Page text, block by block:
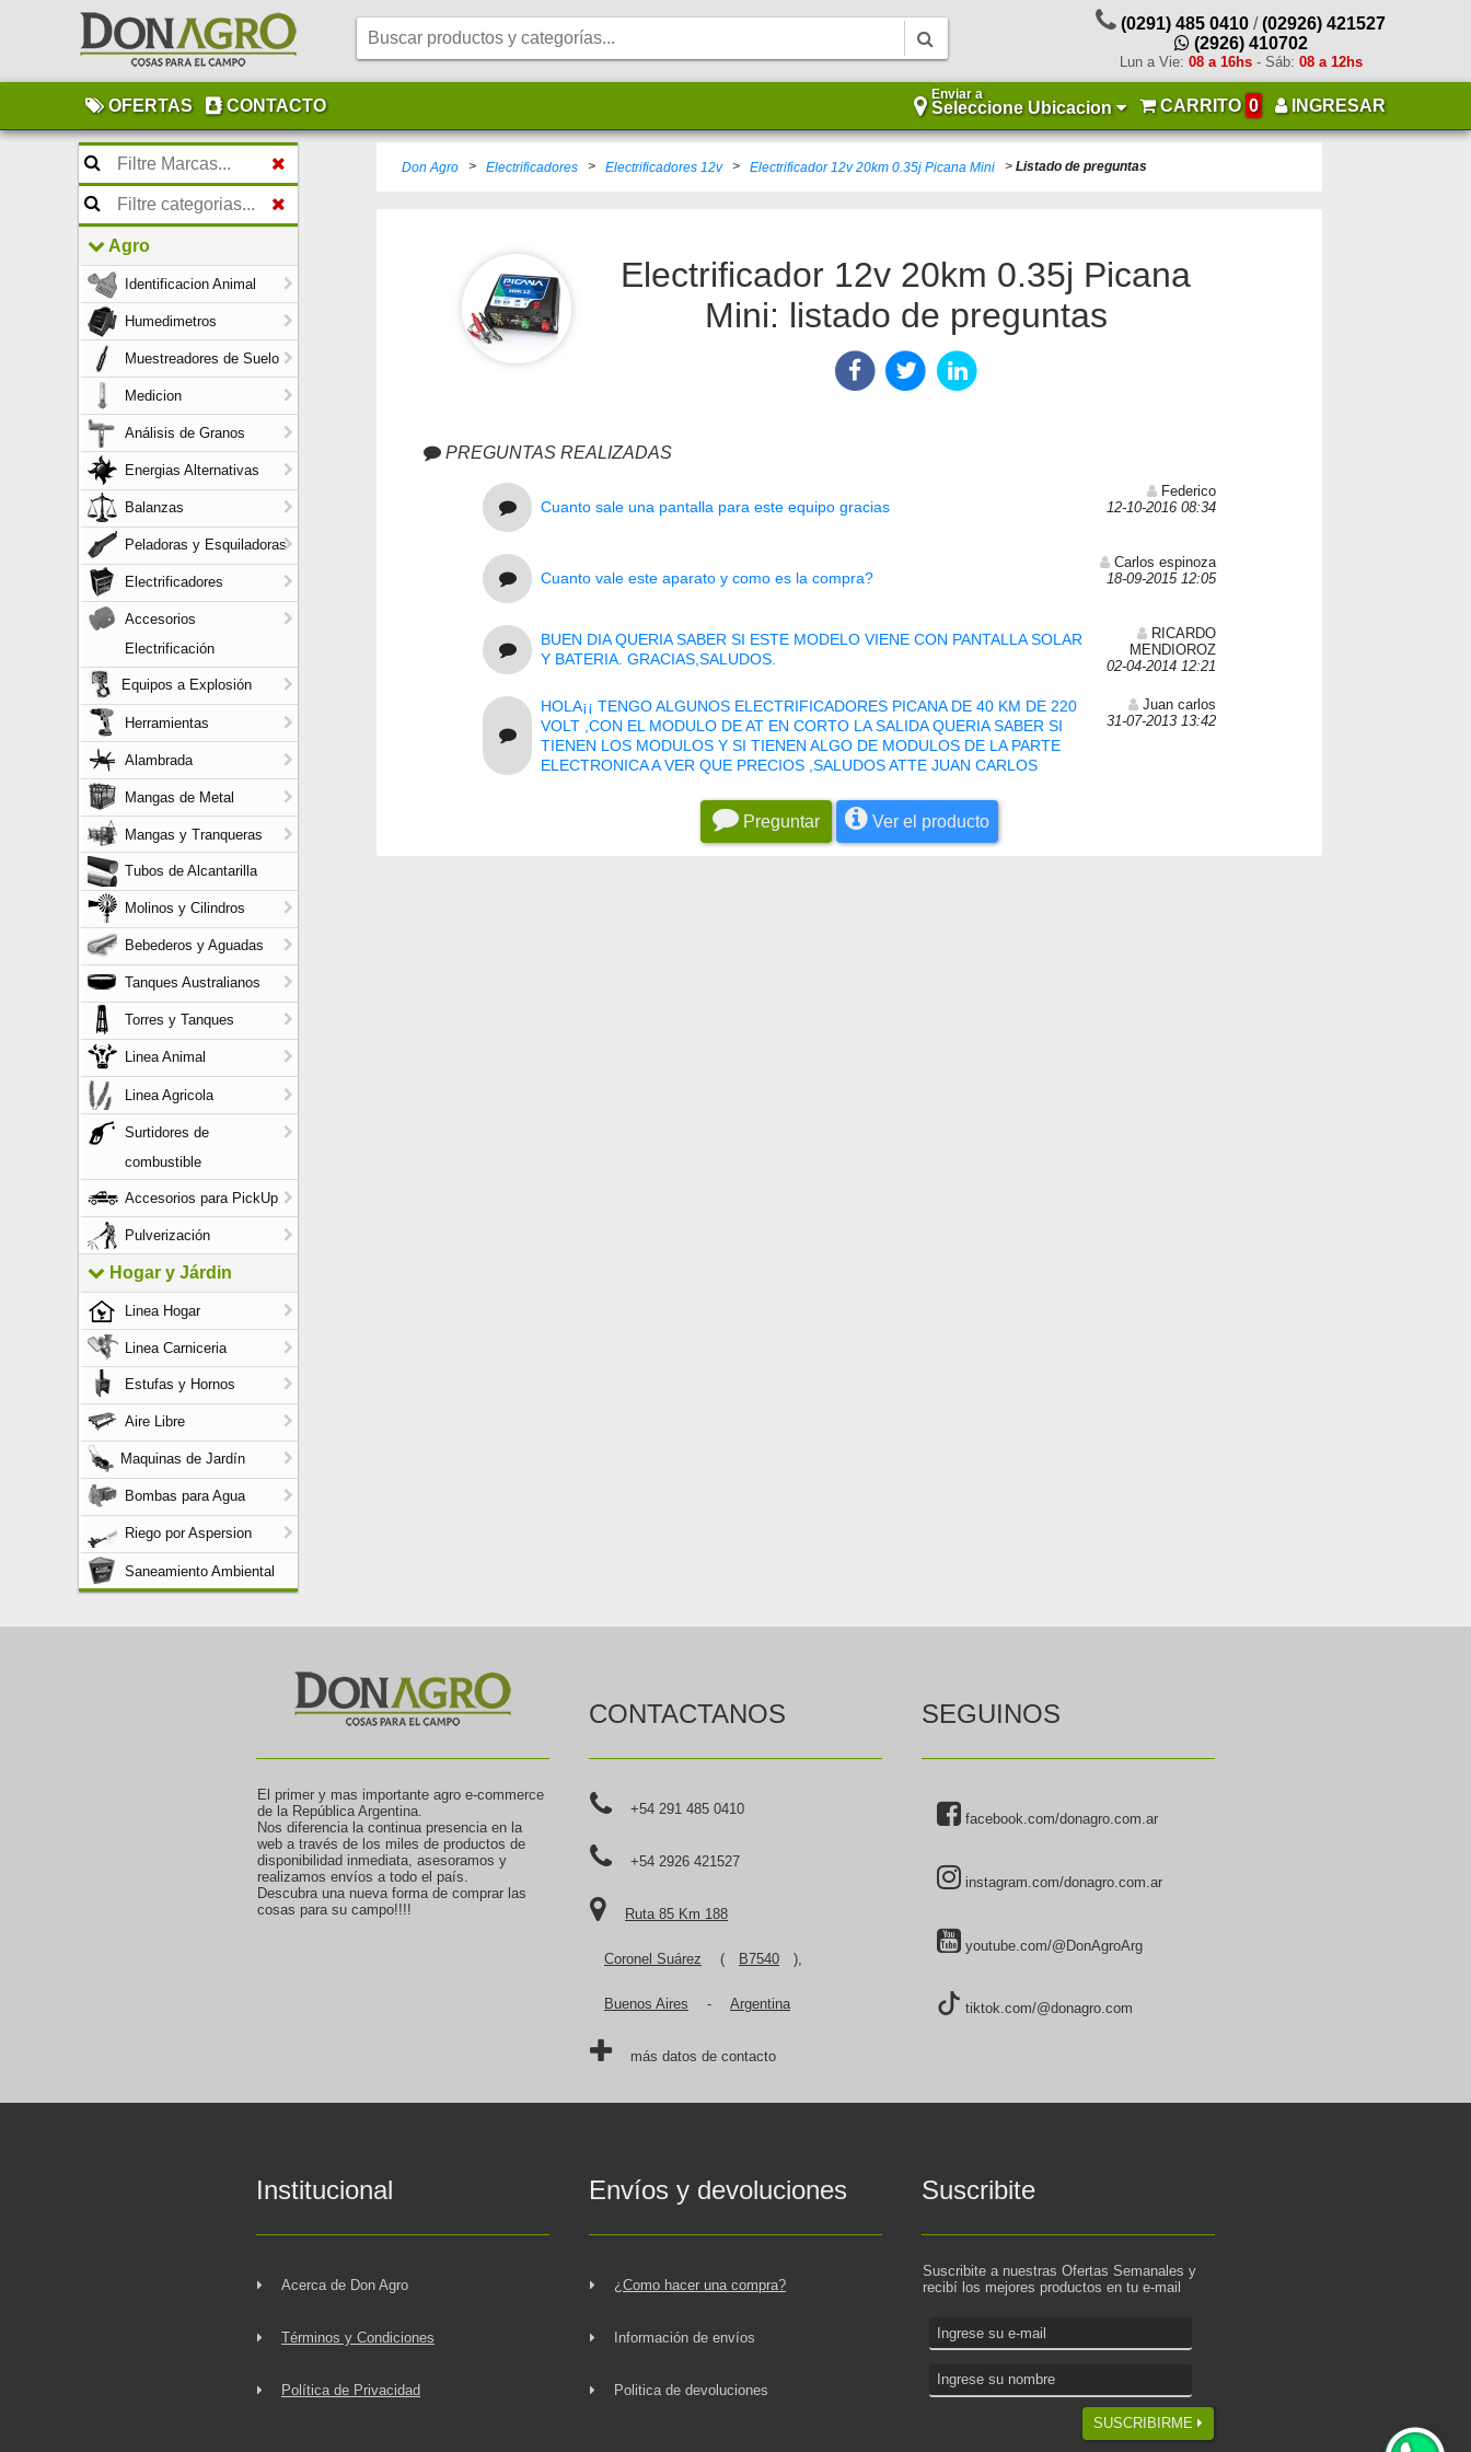
(0291) 485 0410 /(02926) 421527
(2926) 410702
Lun a Vie: 08 a 16hs- Sáb: 08 a 12hs
OFERTAS CONTACTO
Enviar a
Seleccione Ubicacion CARRITO 0 INGRESAR
Agro
Identificacion Animal
Humedimetros
Muestreadores de Suelo
Medicion
Análisis de Granos
Energias Alternativas
Balanzas
Peladoras y Esquiladoras
Electrificadores
Accesorios
Electrificación
Equipos a Explosión
Herramientas
Alambrada
Mangas de Metal
Mangas y Tranqueras
Tubos de Alcantarilla
Molinos y Cilindros
Bebederos y Aguadas
Tanques Australianos
Torres y Tanques
Linea Animal
Linea Agricola
Surtidores de
combustible
Accesorios para PickUp
Pulverización
Hogar y Járdin
Linea Hogar
Linea Carniceria
Estufas y Hornos
Aire Libre
Maquinas de Jardín
Bombas para Agua
Riego por Aspersion
Saneamiento Ambiental
Don Agro > Electrificadores > Electrificadores 12v > Electrificador 12v 20km 0.35j Picana Mini > Listado de preguntas
Electrificador 12v 20km 0.35j Picana
Mini: listado de preguntas
PREGUNTAS REALIZADAS
Federico
12-10-2016 08:34
Cuanto sale una pantalla para este equipo gracias
Carlos espinoza
18-09-2015 12:05
Cuanto vale este aparato y como es la compra?
RICARDO
MENDIOROZ
02-04-2014 12:21
BUEN DIA QUERIA SABER SI ESTE MODELO VIENE CON PANTALLA SOLAR
Y BATERIA. GRACIAS,SALUDOS.
Juan carlos
31-07-2013 13:42
HOLA¡¡ TENGO ALGUNOS ELECTRIFICADORES PICANA DE 40 KM DE 220
VOLT ,CON EL MODULO DE AT EN CORTO LA SALIDA QUERIA SABER SI
TIENEN LOS MODULOS Y SI TIENEN ALGO DE MODULOS DE LA PARTE
ELECTRONICA A VER QUE PRECIOS ,SALUDOS ATTE JUAN CARLOS
Preguntar Ver el producto
El primer y mas importante agro e-commerce
de la República Argentina.
Nos diferencia la continua presencia en la
web a través de los miles de productos de
disponibilidad inmediata, asesoramos y
realizamos envíos a todo el país.
Descubra una nueva forma de comprar las
cosas para su campo!!!!
CONTACTANOS
+54 291 485 0410
+54 2926 421527
Ruta 85 Km 188
Coronel Suárez ( B7540 ),
Buenos Aires - Argentina
más datos de contacto
SEGUINOS
facebook.com/donagro.com.ar
instagram.com/donagro.com.ar
youtube.com/@DonAgroArg
tiktok.com/@donagro.com
Institucional
Acerca de Don Agro
Términos y Condiciones
Política de Privacidad
Envíos y devoluciones
¿Como hacer una compra?
Información de envíos
Politica de devoluciones
Suscribite
Suscribite a nuestras Ofertas Semanales y
recibí los mejores productos en tu e-mail
SUSCRIBIRME